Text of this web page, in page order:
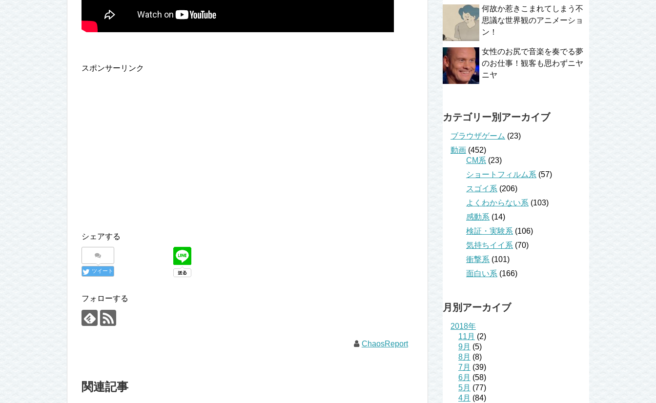
スポンサーリンク
シェアする
ツイート
フォローする
ChaosReport
関連記事
何故か惹きこまれてしまう不
思議な世界観のアニメーショ
ン！
女性のお尻で音楽を奏でる夢
のお仕事！観客も思わずニヤ
ニヤ
カテゴリー別アーカイブ
ブラウザゲーム (23)
動画 (452)
CM系 (23)
ショートフィルム系 (57)
スゴイ系 (206)
よくわからない系 (103)
感動系 (14)
検証・実験系 (106)
気持ちイイ系 (70)
衝撃系 (101)
面白い系 (166)
月別アーカイブ
2018年
11月 (2)
9月 (5)
8月 (8)
7月 (39)
6月 (58)
5月 (77)
4月 (84)